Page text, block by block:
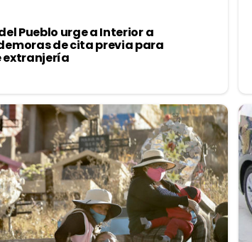
Pueblo urge a Interior a
de cita previa para
extranjería